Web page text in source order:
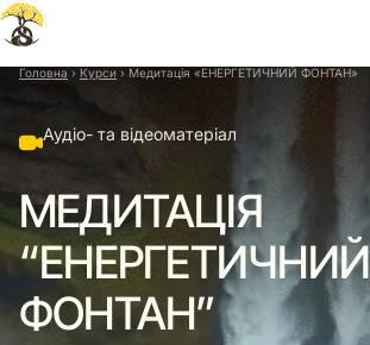
Перейти
до
вмісту
Головна › Курси › Медитація «ЕНЕРГЕТИЧНИЙ ФОНТАН»
Аудіо- та відеоматеріал
МЕДИТАЦІЯ
“ЕНЕРГЕТИЧНИЙ
ФОНТАН”